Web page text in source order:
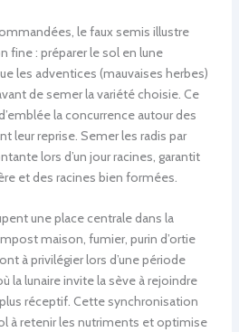
le faux semis illustre
fine : préparer le sol en lune
les adventices (mauvaises herbes)
de semer la variété choisie. Ce
la concurrence autour des
leur reprise. Semer les radis par
lors d’un jour racines, garantit
et des racines bien formées.
une place centrale dans la
maison, fumier, purin d’ortie
à privilégier lors d’une période
la lunaire invite la sève à rejoindre
réceptif. Cette synchronisation
à retenir les nutriments et optimise